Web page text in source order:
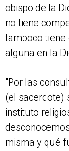
obispo de la
no tiene
tampoco tiene
alguna en la
"Por las
(el sacerdote)
instituto
misma y qué